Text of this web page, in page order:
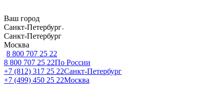
Ваш город
Санкт-Петербург
Санкт-Петербург
Москва
8 800 707 25 22
8 800 707 25 22По России
+7 (812) 317 25 22Санкт-Петербург
+7 (499) 450 25 22Москва